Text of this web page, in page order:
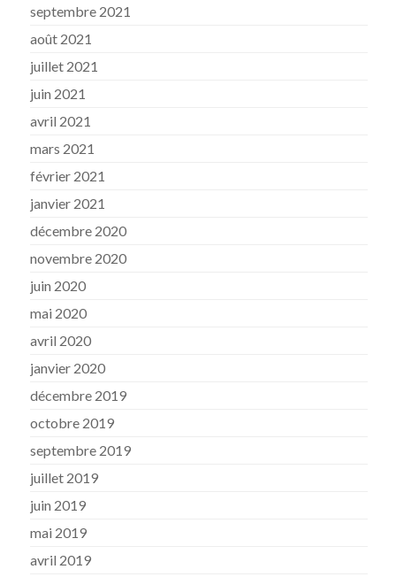
septembre 2021
août 2021
juillet 2021
juin 2021
avril 2021
mars 2021
février 2021
janvier 2021
décembre 2020
novembre 2020
juin 2020
mai 2020
avril 2020
janvier 2020
décembre 2019
octobre 2019
septembre 2019
juillet 2019
juin 2019
mai 2019
avril 2019